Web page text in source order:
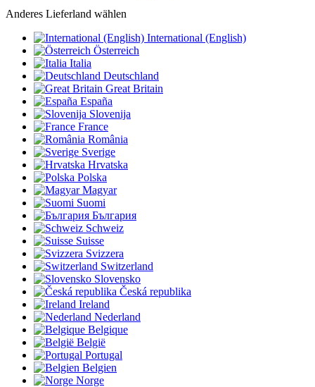
Anderes Lieferland wählen
International (English)
Österreich
Italia
Deutschland
Great Britain
España
Slovenija
France
România
Sverige
Hrvatska
Polska
Magyar
Suomi
България
Schweiz
Suisse
Svizzera
Switzerland
Slovensko
Česká republika
Ireland
Nederland
Belgique
België
Portugal
Belgien
Norge